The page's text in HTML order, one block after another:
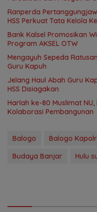
Ranperda
HSS Perkuat Tata Kelola
Bank Kalsel Promosikan
Program AKSEL OTW
Mengayuh Sepeda
Guru Kapuh
Jelang Haul Abah Guru
HSS Disiagakan
Harlah ke-80 Muslimat
Kolaborasi Pembangunan
Balogo
Balogo
Budaya Banjar
Hulu